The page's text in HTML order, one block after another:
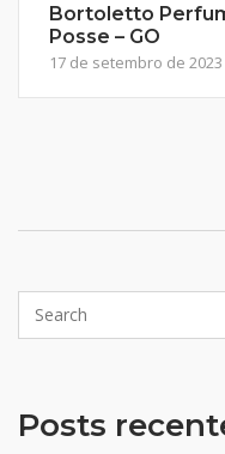
Bortoletto
Posse – GO
17 de setembro de 2023
Posts